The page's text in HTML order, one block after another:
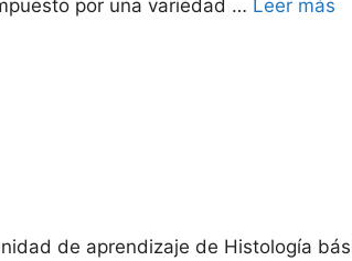
por una variedad … Leer más
de aprendizaje de Histología